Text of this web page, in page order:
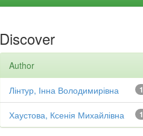
Discover
Author
1
Лінтур, Інна Володимирівна
1
Хаустова, Ксенія Михайлівна